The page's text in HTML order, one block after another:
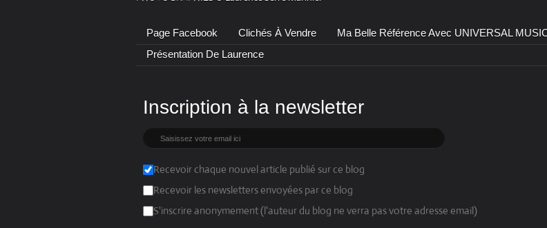
Page Facebook Clichés À Vendre Ma Belle Référence Avec UNIVERSAL
Présentation De Laurence
Inscription à la newsletter
Recevoir chaque nouvel article publié sur ce blog
Recevoir les newsletters envoyées par ce blog
S'inscrire anonymement (l'auteur du blog ne verra pas votre adresse email)